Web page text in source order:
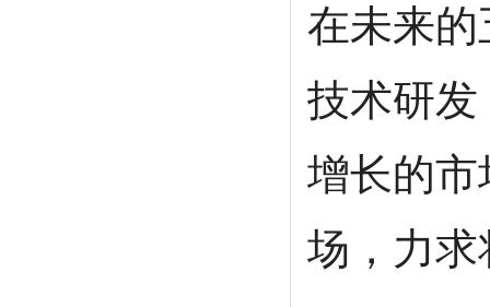
在未来
技术研
增长的
场，力求